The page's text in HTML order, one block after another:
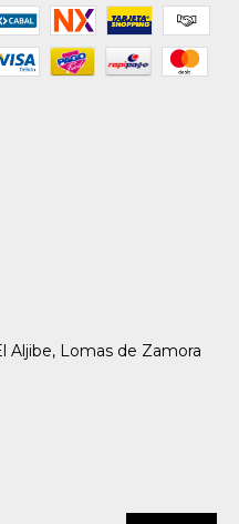
Aljibe, Lomas de Zamora